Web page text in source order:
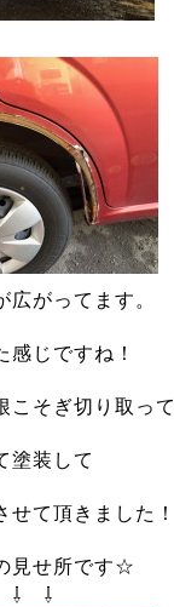
広がってます。
感じですね！
こそぎ切り取って
塗装して
せて頂きました！
見せ所です☆
⇩ ⇩